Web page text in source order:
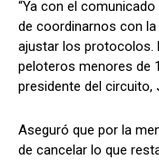
p
k
“Ya con el
de coordinarnos con
ajustar los protocolos.
peloteros menores de
presidente del circuito,
Aseguró que por la
de cancelar lo que